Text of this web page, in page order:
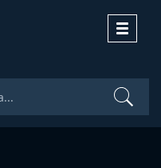
Toggle